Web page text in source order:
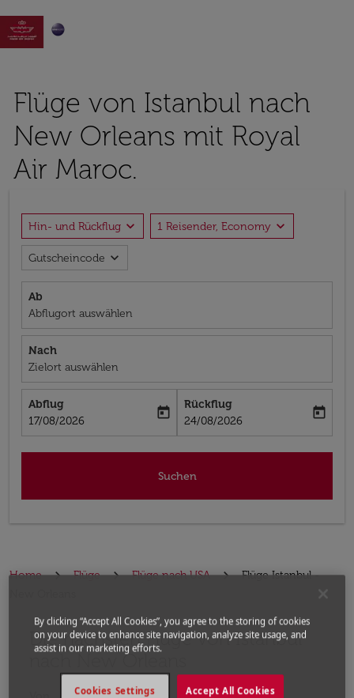

Flüge von Istanbul nach
New Orleans mit Royal
Air Maroc.
Hin- und Rückflug expand_more 1 Reisender, Economy expand_more
Gutscheincode expand_more
Ab
Abflugort auswählen
Nach
Zielort auswählen
Abflug
fc-booking-departure-date-aria-label
17/08/2026
today
Rückflug
fc-booking-return-date-aria-label
24/08/2026
today
Suchen
Home Flüge Flüge nach USA
Flüge Istanbul -
Die nächsten Flüge von Istanbul
nach New Orleans
Bitte ändern Sie Ihre gewünschte Route (Abflugort
By clicking “Accept All Cookies”, you agree to the storing of cookies
on your device to enhance site navigation, analyze site usage, and
assist in our marketing efforts.
Accept All Cookies
Cookies Settings